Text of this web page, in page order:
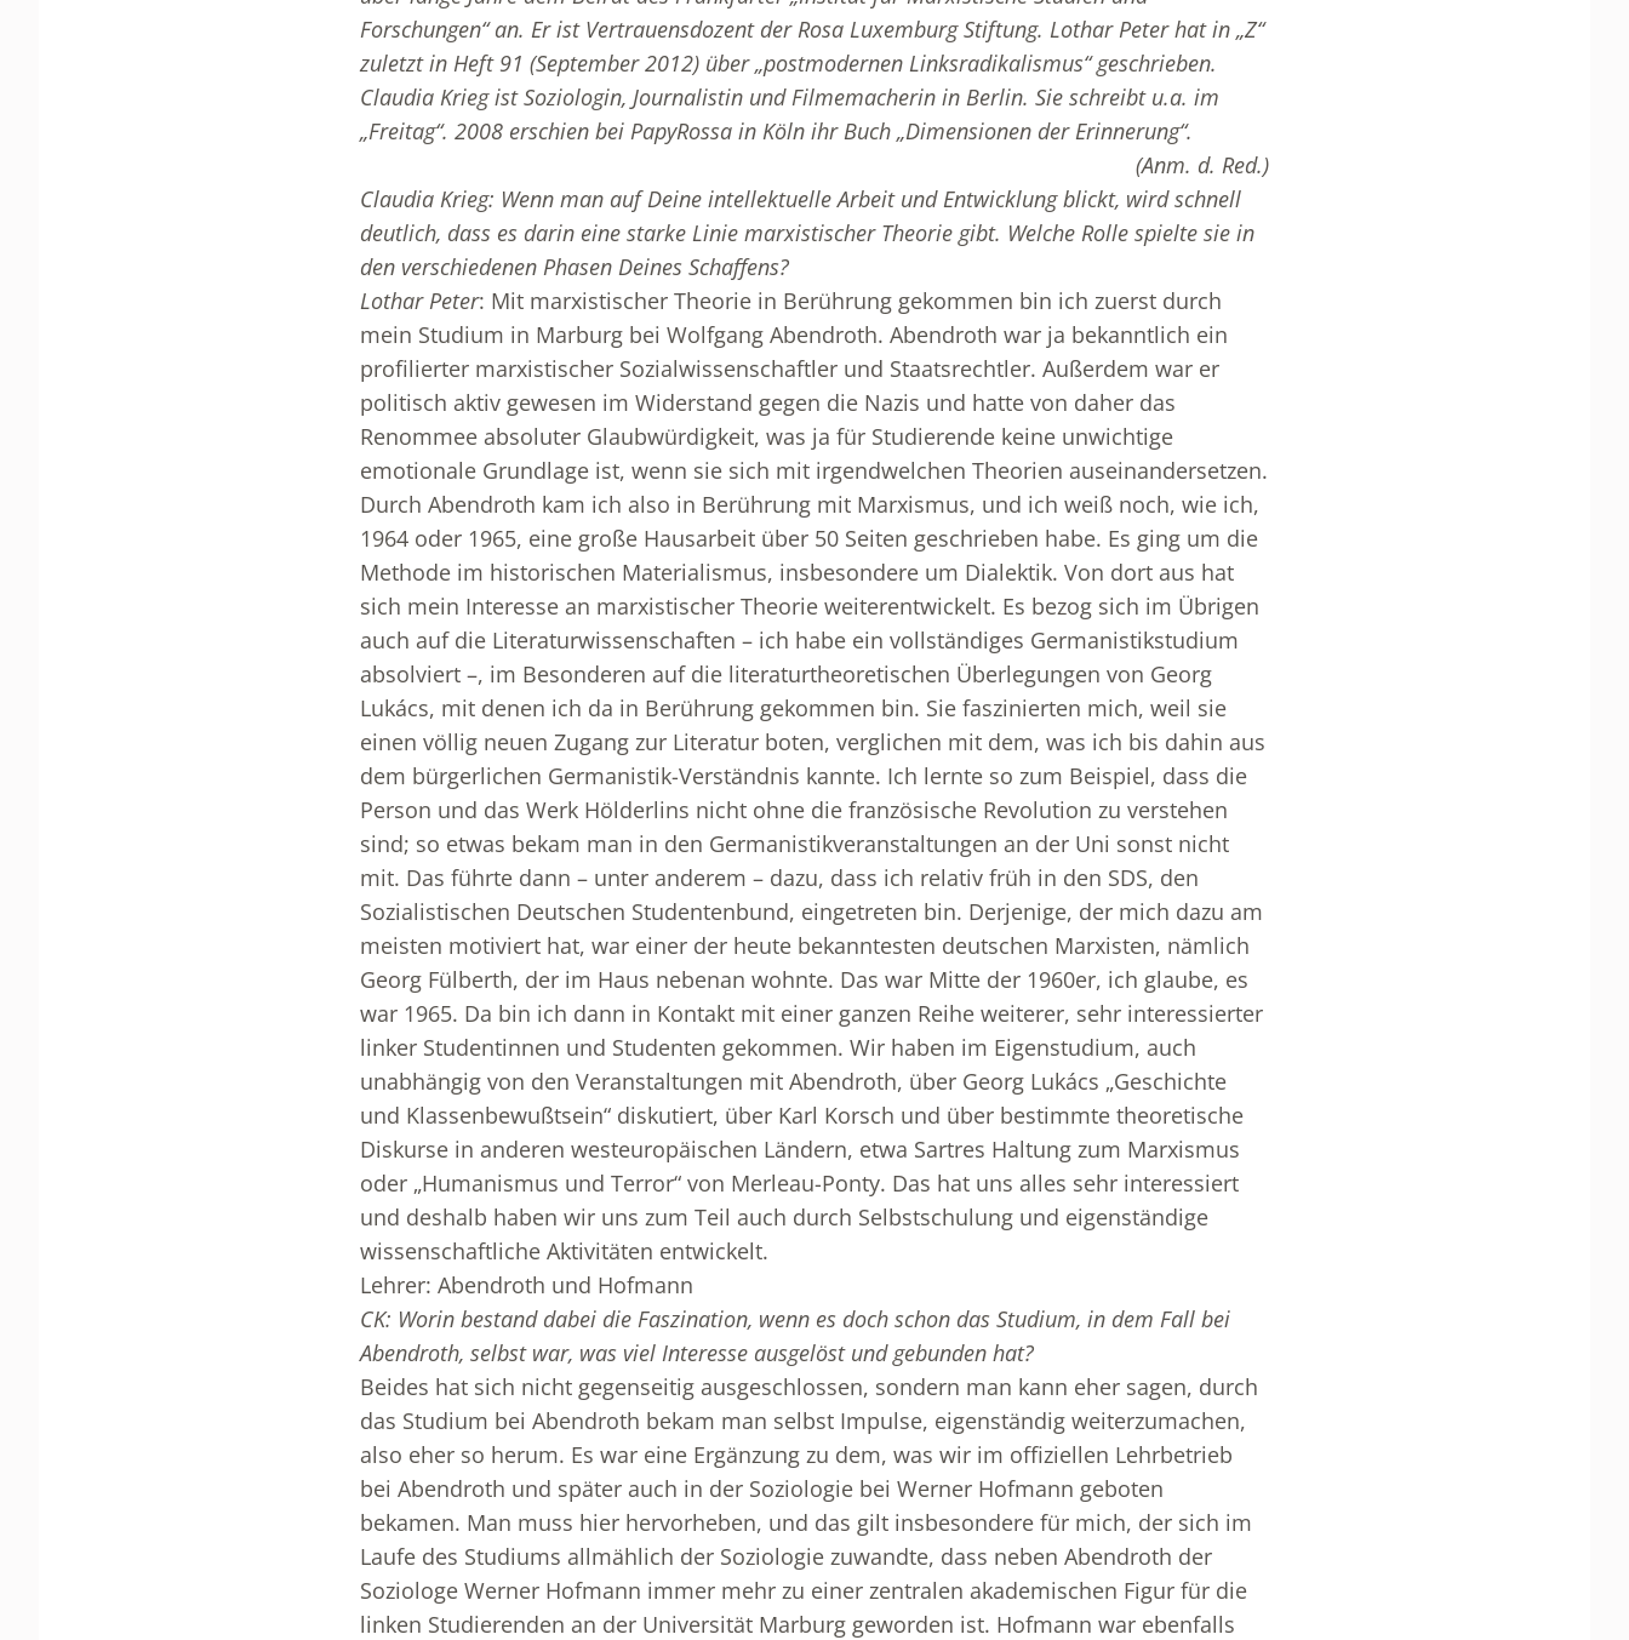
Forschungen“ an. Er ist Vertrauensdozent der Rosa Luxemburg Stiftung. Lothar Peter hat in „Z“
zuletzt in Heft 91 (September 2012) über „postmodernen Linksradikalismus“ geschrieben.
Claudia Krieg ist Soziologin, Journalistin und Filmemacherin in Berlin. Sie schreibt u.a. im
„Freitag“. 2008 erschien bei PapyRossa in Köln ihr Buch „Dimensionen der Erinnerung“.
(Anm. d. Red.)
Claudia Krieg: Wenn man auf Deine intellektuelle Arbeit und Entwicklung blickt, wird schnell
deutlich, dass es darin eine starke Linie marxistischer Theorie gibt. Welche Rolle spielte sie in
den verschiedenen Phasen Deines Schaffens?
Lothar Peter: Mit marxistischer Theorie in Berührung gekommen bin ich zuerst durch
mein Studium in Marburg bei Wolfgang Abendroth. Abendroth war ja bekanntlich ein
profilierter marxistischer Sozialwissenschaftler und Staatsrechtler. Außerdem war er
politisch aktiv gewesen im Widerstand gegen die Nazis und hatte von daher das
Renommee absoluter Glaubwürdigkeit, was ja für Studierende keine unwichtige
emotionale Grundlage ist, wenn sie sich mit irgendwelchen Theorien auseinandersetzen.
Durch Abendroth kam ich also in Berührung mit Marxismus, und ich weiß noch, wie ich,
1964 oder 1965, eine große Hausarbeit über 50 Seiten geschrieben habe. Es ging um die
Methode im historischen Materialismus, insbesondere um Dialektik. Von dort aus hat
sich mein Interesse an marxistischer Theorie weiterentwickelt. Es bezog sich im Übrigen
auch auf die Literaturwissenschaften – ich habe ein vollständiges Germanistikstudium
absolviert –, im Besonderen auf die literaturtheoretischen Überlegungen von Georg
Lukács, mit denen ich da in Berührung gekommen bin. Sie faszinierten mich, weil sie
einen völlig neuen Zugang zur Literatur boten, verglichen mit dem, was ich bis dahin aus
dem bürgerlichen Germanistik-Verständnis kannte. Ich lernte so zum Beispiel, dass die
Person und das Werk Hölderlins nicht ohne die französische Revolution zu verstehen
sind; so etwas bekam man in den Germanistikveranstaltungen an der Uni sonst nicht
mit. Das führte dann – unter anderem – dazu, dass ich relativ früh in den SDS, den
Sozialistischen Deutschen Studentenbund, eingetreten bin. Derjenige, der mich dazu am
meisten motiviert hat, war einer der heute bekanntesten deutschen Marxisten, nämlich
Georg Fülberth, der im Haus nebenan wohnte. Das war Mitte der 1960er, ich glaube, es
war 1965. Da bin ich dann in Kontakt mit einer ganzen Reihe weiterer, sehr interessierter
linker Studentinnen und Studenten gekommen. Wir haben im Eigenstudium, auch
unabhängig von den Veranstaltungen mit Abendroth, über Georg Lukács „Geschichte
und Klassenbewußtsein“ diskutiert, über Karl Korsch und über bestimmte theoretische
Diskurse in anderen westeuropäischen Ländern, etwa Sartres Haltung zum Marxismus
oder „Humanismus und Terror“ von Merleau-Ponty. Das hat uns alles sehr interessiert
und deshalb haben wir uns zum Teil auch durch Selbstschulung und eigenständige
wissenschaftliche Aktivitäten entwickelt.
Lehrer: Abendroth und Hofmann
CK: Worin bestand dabei die Faszination, wenn es doch schon das Studium, in dem Fall bei
Abendroth, selbst war, was viel Interesse ausgelöst und gebunden hat?
Beides hat sich nicht gegenseitig ausgeschlossen, sondern man kann eher sagen, durch
das Studium bei Abendroth bekam man selbst Impulse, eigenständig weiterzumachen,
also eher so herum. Es war eine Ergänzung zu dem, was wir im offiziellen Lehrbetrieb
bei Abendroth und später auch in der Soziologie bei Werner Hofmann geboten
bekamen. Man muss hier hervorheben, und das gilt insbesondere für mich, der sich im
Laufe des Studiums allmählich der Soziologie zuwandte, dass neben Abendroth der
Soziologe Werner Hofmann immer mehr zu einer zentralen akademischen Figur für die
linken Studierenden an der Universität Marburg geworden ist. Hofmann war ebenfalls